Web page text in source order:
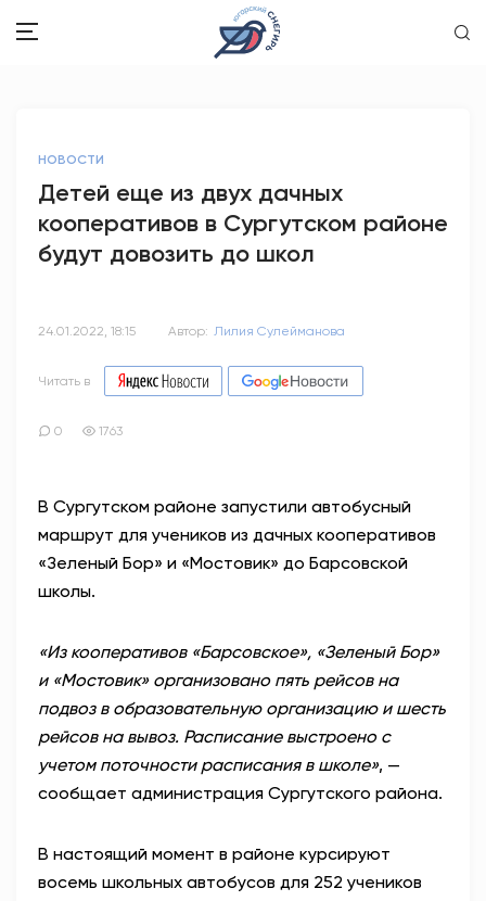
ОБРАЗОВАНИЕ
ПСИХОЛОГИЯ
КУЛЬТУРА
СПОРТ
АНТИТЕРРОР
НОВОСТИ
82,17 94,84
Вход / Регистрация
НОВОСТИ
Детей еще из двух дачных
кооперативов в Сургутском районе
будут довозить до школ
24.01.2022, 18:15 Автор: Лилия Сулейманова
Читать в
0 1763
В Сургутском районе запустили автобусный
маршрут для учеников из дачных кооперативов
«Зеленый Бор» и «Мостовик» до Барсовской
школы.
«Из кооперативов «Барсовское», «Зеленый Бор»
и «Мостовик» организовано пять рейсов на
подвоз в образовательную организацию и шесть
рейсов на вывоз. Расписание выстроено с
учетом поточности расписания в школе», —
сообщает администрация Сургутского района.
В настоящий момент в районе курсируют
восемь школьных автобусов для 252 учеников